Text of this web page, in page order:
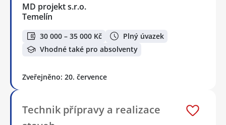
MD projekt s.r.o.
Temelín
30 000 – 35 000 Kč
Plný úvazek
Vhodné také pro absolventy
Zveřejněno: 20. července
Technik přípravy a realizace